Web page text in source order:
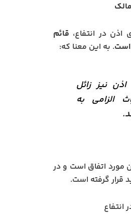
در انتفاع، قائم
. به این معنا که:
نیز زائل
الزامی به
مورد اتفاق است و در
قرار گرفته است.
انتفاع